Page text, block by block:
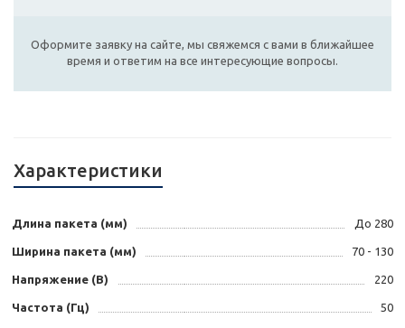
Оформите заявку на сайте, мы свяжемся с вами в ближайшее
время и ответим на все интересующие вопросы.
Характеристики
Длина пакета (мм) До 280
Ширина пакета (мм) 70 - 130
Напряжение (В) 220
Частота (Гц) 50